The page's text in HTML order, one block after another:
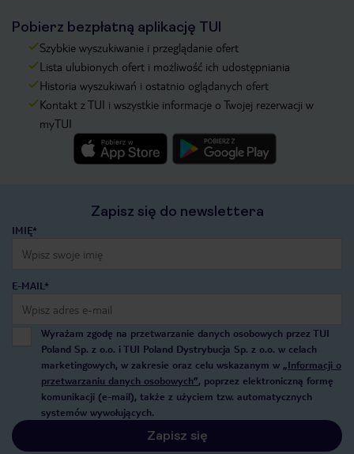
Pobierz bezpłatną aplikację TUI
Szybkie wyszukiwanie i przeglądanie ofert
Lista ulubionych ofert i możliwość ich udostępniania
Historia wyszukiwań i ostatnio oglądanych ofert
Kontakt z TUI i wszystkie informacje o Twojej rezerwacji w
myTUI
Zapisz się do newslettera
IMIĘ*
E-MAIL*
Wyrażam zgodę na przetwarzanie danych osobowych przez TUI
Poland Sp. z o.o. i TUI Poland Dystrybucja Sp. z o.o. w celach
marketingowych, w zakresie oraz celu wskazanym w „Informacji o
przetwarzaniu danych osobowych”, poprzez elektroniczną formę
komunikacji (e-mail), także z użyciem tzw. automatycznych
systemów wywołujących.
Zapisz się